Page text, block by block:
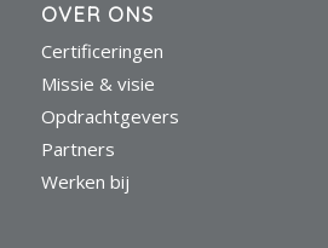
OVER ONS
Certificeringen
Missie & visie
Opdrachtgevers
Partners
Werken bij